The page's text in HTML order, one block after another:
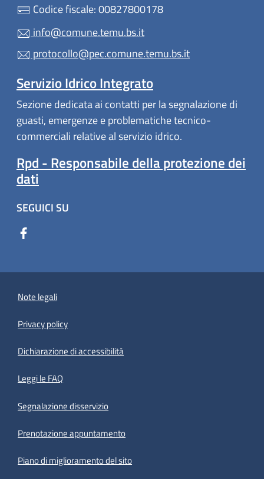
Codice fiscale: 00827800178
info@comune.temu.bs.it
protocollo@pec.comune.temu.bs.it
Servizio Idrico Integrato
Sezione dedicata ai contatti per la segnalazione di
guasti, emergenze e problematiche tecnico-
commerciali relative al servizio idrico.
Rpd - Responsabile della protezione dei
dati
SEGUICI SU
Note legali
Privacy policy
Dichiarazione di accessibilità
Leggi le FAQ
Segnalazione disservizio
Prenotazione appuntamento
Piano di miglioramento del sito